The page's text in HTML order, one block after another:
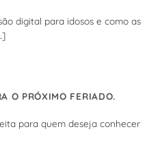
digital para idosos e como as
O PRÓXIMO FERIADO.
para quem deseja conhecer